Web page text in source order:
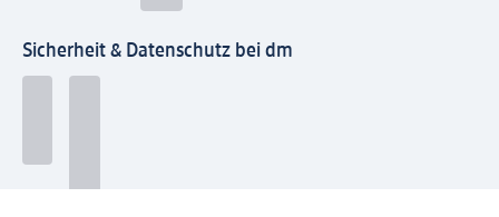
Sicherheit & Datenschutz bei dm